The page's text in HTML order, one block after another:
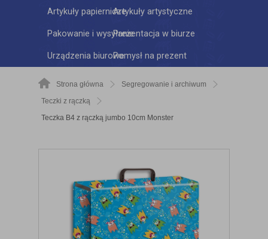
Artykuły papierniczeArtykuły artystyczne
Pakowanie i wysyłaniePrezentacja w biurze
Urządzenia biurowePomysł na prezent
Strona główna
Segregowanie i archiwum
Teczki z rączką
Teczka B4 z rączką jumbo 10cm Monster